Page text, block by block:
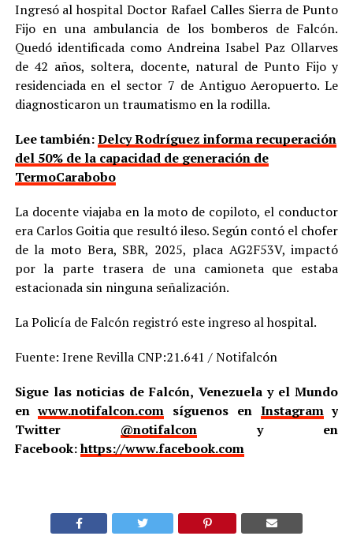
Ingresó al hospital Doctor Rafael Calles Sierra de Punto
Fijo en una ambulancia de los bomberos de Falcón.
Quedó identificada como Andreina Isabel Paz Ollarves
de 42 años, soltera, docente, natural de Punto Fijo y
residenciada en el sector 7 de Antiguo Aeropuerto. Le
diagnosticaron un traumatismo en la rodilla.
Lee también:Delcy Rodríguez informa recuperación
del 50% de la capacidad de generación de
TermoCarabobo
La docente viajaba en la moto de copiloto, el conductor
era Carlos Goitia que resultó ileso. Según contó el chofer
de la moto Bera, SBR, 2025, placa AG2F53V, impactó
por la parte trasera de una camioneta que estaba
estacionada sin ninguna señalización.
La Policía de Falcón registró este ingreso al hospital.
Fuente: Irene Revilla CNP:21.641 / Notifalcón
Sigue las noticias de Falcón, Venezuela y el Mundo
enwww.notifalcon.com síguenos en Instagramy
Twitter @notifalcony en
Facebook:https://www.facebook.com